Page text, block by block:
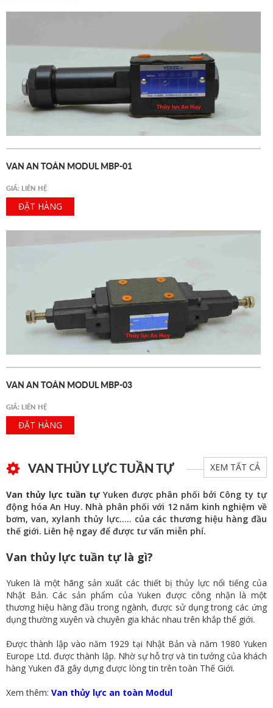
VAN AN TOÀN MODUL MBP-01
GIÁ: LIÊN HỆ
ĐẶT HÀNG
VAN AN TOÀN MODUL MBP-03
GIÁ: LIÊN HỆ
ĐẶT HÀNG
VAN THỦY LỰC TUẦN TỰ XEM TẤT CẢ
Van thủy lực tuần tựYuken được phân phối bởi Công ty tự
động hóa An Huy. Nhà phân phối với 12 năm kinh nghiệm về
bơm, van, xylanh thủy lực….. của các thương hiệu hàng đầu
thế giới. Liên hệ ngay để được tư vấn miễn phí.
Van thủy lực tuần tự là gì?
Yuken là một hãng sản xuất các thiết bị thủy lực nổi tiếng của
Nhật Bản. Các sản phẩm của Yuken được công nhận là một
thương hiệu hàng đầu trong ngành, được sử dụng trong các ứng
dụng thường xuyên và chuyên gia khác nhau trên khắp thế giới.
Được thành lập vào năm 1929 tại Nhật Bản và năm 1980 Yuken
Europe Ltd. được thành lập. Nhờ sự hỗ trợ và tin tưởng của khách
hàng Yuken đã gây dựng được lòng tin trên toàn Thế Giới.
Xem thêm: Van thủy lực an toàn Modul